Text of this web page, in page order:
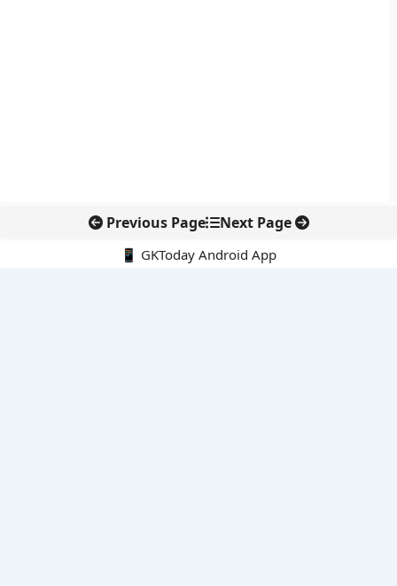
Previous Page Next Page
📱 GKToday Android App